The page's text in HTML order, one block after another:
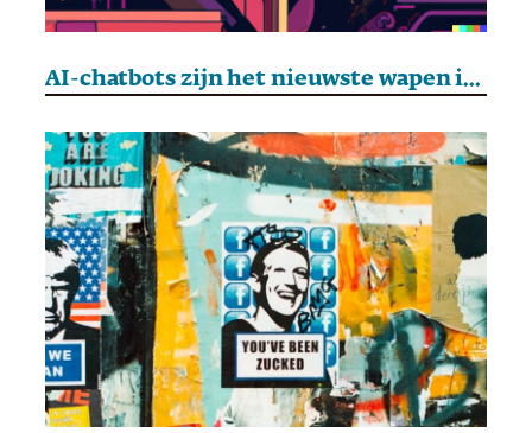
AI-chatbots zijn het nieuwste wapen in de strijd tegen complottheorieën